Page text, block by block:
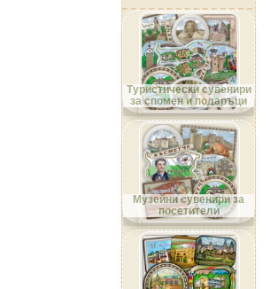
Област Велико Търново
Област Видин
Туристически сувенири
за спомен и подаръци
Музейни сувенири за
посетители